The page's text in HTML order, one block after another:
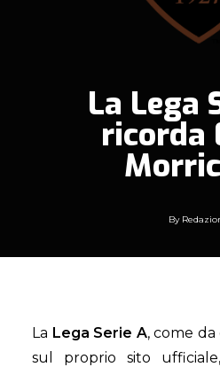
La Lega
ricorda
By
La Lega Serie A, come
sul proprio sito